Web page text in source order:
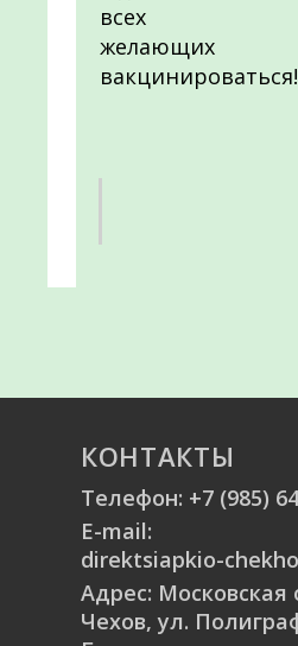
всех
желающих
вакцинироваться!
КОНТАКТЫ
Телефон: +7 (985)
E-mail:
direktsiapkio-
Адрес: Московская
Чехов, ул.